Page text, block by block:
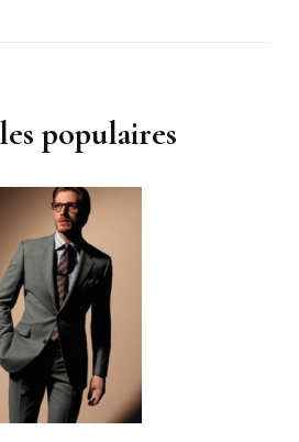
populaires